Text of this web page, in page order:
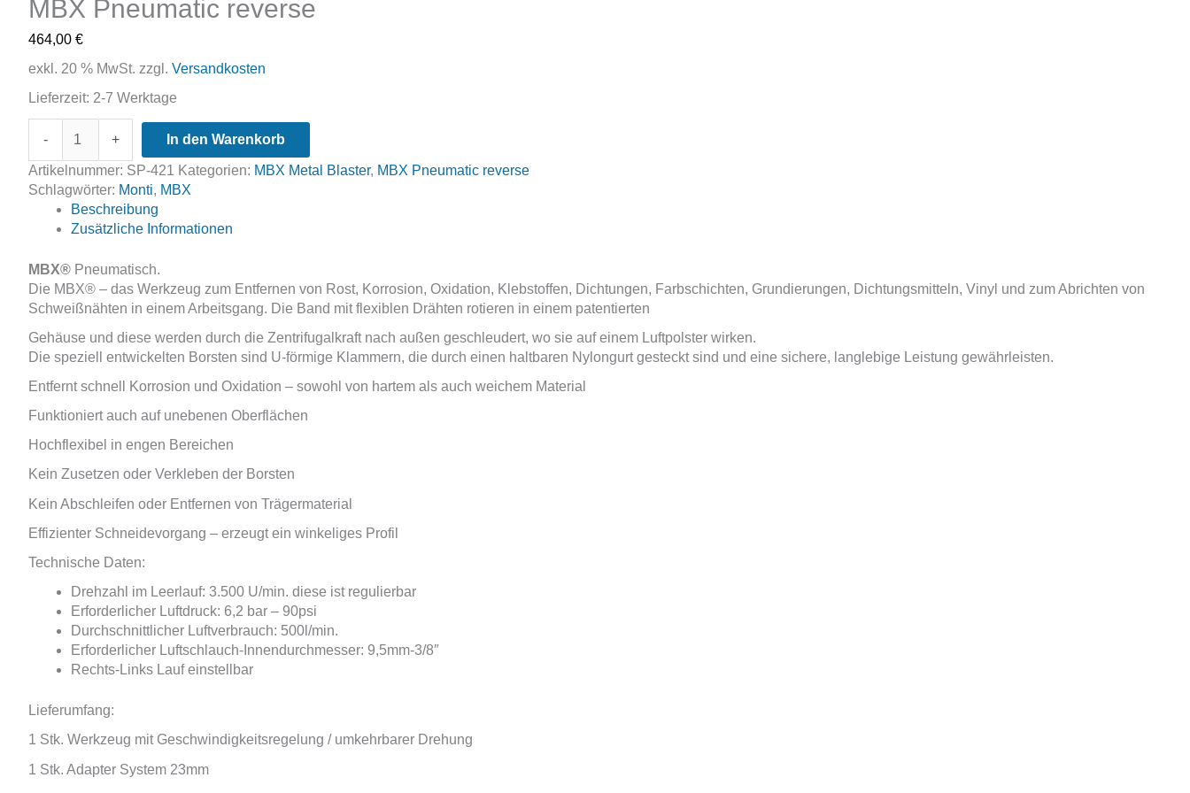
MBX Pneumatic reverse
464,00 €
exkl. 20 % MwSt. zzgl. Versandkosten
Lieferzeit: 2-7 Werktage
-
Pneumatic
reverse
Menge
+ In den Warenkorb
Artikelnummer: SP-421 Kategorien: MBX Metal Blaster, MBX Pneumatic reverse
Schlagwörter: Monti, MBX
Beschreibung
Zusätzliche Informationen
MBX® Pneumatisch.
Die MBX® – das Werkzeug zum Entfernen von Rost, Korrosion, Oxidation, Klebstoffen, Dichtungen, Farbschichten, Grundierungen, Dichtungsmitteln, Vinyl und zum Abrichten von
Schweißnähten in einem Arbeitsgang. Die Band mit flexiblen Drähten rotieren in einem patentierten
Gehäuse und diese werden durch die Zentrifugalkraft nach außen geschleudert, wo sie auf einem Luftpolster wirken.
Die speziell entwickelten Borsten sind U-förmige Klammern, die durch einen haltbaren Nylongurt gesteckt sind und eine sichere, langlebige Leistung gewährleisten.
Entfernt schnell Korrosion und Oxidation – sowohl von hartem als auch weichem Material
Funktioniert auch auf unebenen Oberflächen
Hochflexibel in engen Bereichen
Kein Zusetzen oder Verkleben der Borsten
Kein Abschleifen oder Entfernen von Trägermaterial
Effizienter Schneidevorgang – erzeugt ein winkeliges Profil
Technische Daten:
Drehzahl im Leerlauf: 3.500 U/min. diese ist regulierbar
Erforderlicher Luftdruck: 6,2 bar – 90psi
Durchschnittlicher Luftverbrauch: 500l/min.
Erforderlicher Luftschlauch-Innendurchmesser: 9,5mm-3/8″
Rechts-Links Lauf einstellbar
Lieferumfang:
1 Stk. Werkzeug mit Geschwindigkeitsregelung / umkehrbarer Drehung
1 Stk. Adapter System 23mm